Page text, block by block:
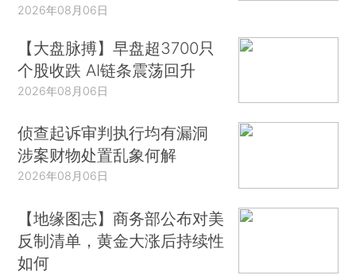
2026年08月06日
【大盘脉搏】早盘超3700只
个股收跌 AI链条震荡回升
2026年08月06日
侦查起诉审判执行均有漏洞
涉案财物处置乱象何解
2026年08月06日
【地缘图志】商务部公布对美
反制清单，黄金大涨后持续性
如何